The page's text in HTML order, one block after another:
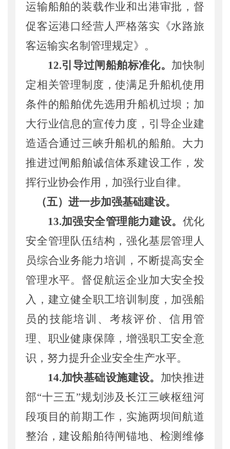
运输船舶的装载作业和出港审批 ，督
促客运港口经营人严格落实 《水路旅
客运输实名制管理规定》 。
12.引导过闸船舶标准化。 加快制
定相关管理制度，使满足升船机使用
条件的船舶优先选用升船机过坝 ；加
大行业信息的宣传力度 ， 引导企业建
造适合通过三峡升船机的船舶。 大力
推进过闸船舶诚信体系建设工作，发
挥行业协会作用，加强行业自律。
（五）进一步加强基础建设。
13.加强安全管理能力建设。 优化
安全管理队伍结构，强化基层管理人
员综合业务能力培训，不断提高安全
管理水平。 督促航运企业加大安全投
入，建立健全职工培训制度，加强船
员的技能培训、考核评价、信用管
理、职业健康保障，增强职工安全意
识，努力提升企业安全生产水平。
14.加快基础设施建设。 加快推进
部“十三五”规划涉及长江三峡枢纽河
段项目的前期工作，实施两坝间航道
整治，建设船舶待闸锚地、检测维修